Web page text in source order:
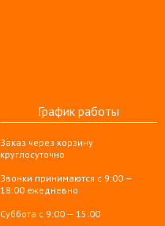
График работы
Заказ через корзину
круглосуточно
Звонки принимаются с 9:00 —
18:00 ежедневно
Суббота с 9:00 — 15:00